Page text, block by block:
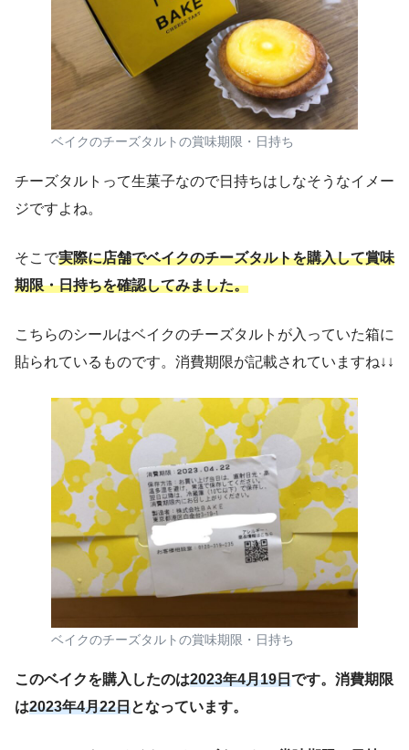
ベイクのチーズタルトの賞味期限・日持ち
チーズタルトって生菓子なので日持ちはしなそうなイメー
ジですよね。
そこで実際に店舗でベイクのチーズタルトを購入して賞味
期限・日持ちを確認してみました。
こちらのシールはベイクのチーズタルトが入っていた箱に
貼られているものです。消費期限が記載されていますね↓↓
ベイクのチーズタルトの賞味期限・日持ち
このベイクを購入したのは2023年4月19日です。消費期限
は2023年4月22日となっています。